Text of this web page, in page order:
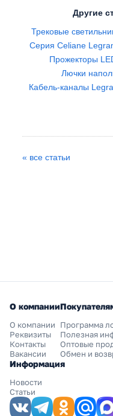
Другие
Трековые
Серия Celiane
Прожекторы
Лючки
Кабель-каналы
« все статьи
О компании
О компании
Реквизиты
Контакты
Вакансии
Программа
Полезная
Оптовые
Обмен и
Информация
Новости
Статьи